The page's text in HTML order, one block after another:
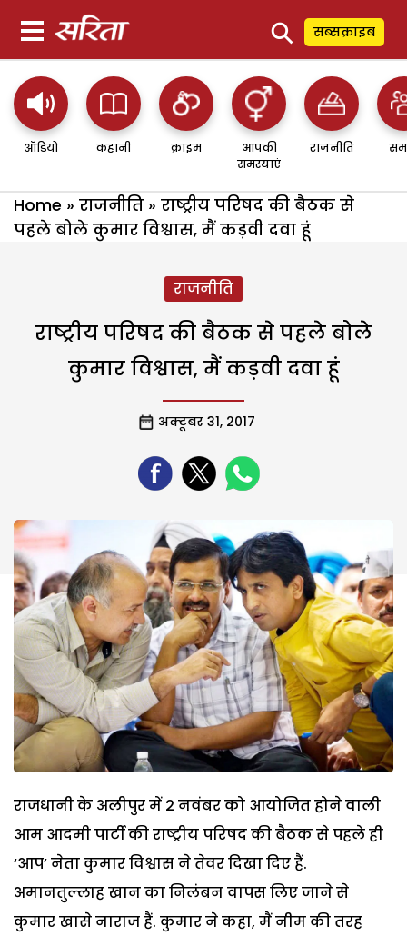
⚲ सब्सक्राइब
ऑडियो कहानी क्राइम
आपकी
समस्याएं
राजनीति
Home » राजनीति » राष्ट्रीय परिषद की बैठक से
पहले बोले कुमार विश्वास, मैं कड़वी दवा हूं
राजनीति
राष्ट्रीय परिषद की बैठक से पहले बोले
कुमार विश्वास, मैं कड़वी दवा हूं
अक्टूबर 31, 2017
राजधानी के अलीपुर में 2 नवंबर को आयोजित होने वाली
आम आदमी पार्टी की राष्ट्रीय परिषद की बैठक से पहले ही
‘आप’ नेता कुमार विश्वास ने तेवर दिखा दिए हैं.
अमानतुल्लाह खान का निलंबन वापस लिए जाने से
कुमार खासे नाराज हैं. कुमार ने कहा, मैं नीम की तरह